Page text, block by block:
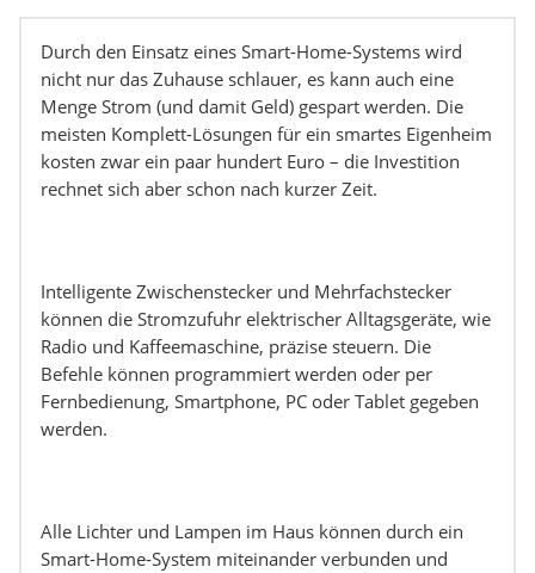
Durch den Einsatz eines Smart-Home-Systems wird
nicht nur das Zuhause schlauer, es kann auch eine
Menge Strom (und damit Geld) gespart werden. Die
meisten Komplett-Lösungen für ein smartes Eigenheim
kosten zwar ein paar hundert Euro – die Investition
rechnet sich aber schon nach kurzer Zeit.
Intelligente Zwischenstecker und Mehrfachstecker
können die Stromzufuhr elektrischer Alltagsgeräte, wie
Radio und Kaffeemaschine, präzise steuern. Die
Befehle können programmiert werden oder per
Fernbedienung, Smartphone, PC oder Tablet gegeben
werden.
Alle Lichter und Lampen im Haus können durch ein
Smart-Home-System miteinander verbunden und